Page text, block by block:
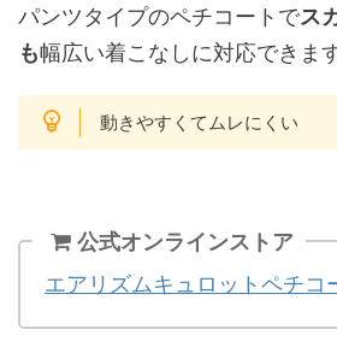
パンツタイプのペチコートでス
も幅広い着こなしに対応できます
動きやすくてムレにくい
公式オンラインストア
エアリズムキュロットペチコ